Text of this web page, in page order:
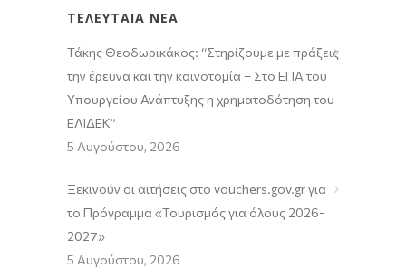
ΤΕΛΕΥΤΑΙΑ ΝΕΑ
Τάκης Θεοδωρικάκος: “Στηρίζουμε με πράξεις
την έρευνα και την καινοτομία – Στο ΕΠΑ του
Υπουργείου Ανάπτυξης η χρηματοδότηση του
ΕΛΙΔΕΚ”
5 Αυγούστου, 2026
Ξεκινούν οι αιτήσεις στο vouchers.gov.gr για
το Πρόγραμμα «Τουρισμός για όλους 2026-
2027»
5 Αυγούστου, 2026